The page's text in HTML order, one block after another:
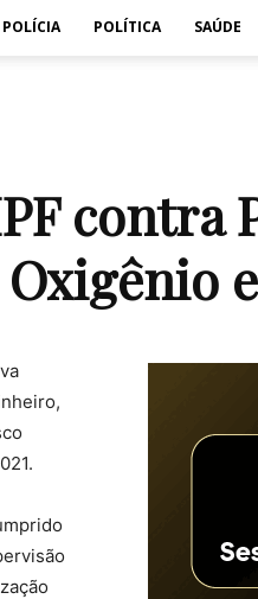
POLÍCIA POLÍTICA SAÚDE
contra